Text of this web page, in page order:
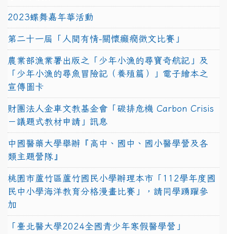
2023蝶舞嘉年華活動
第二十一屆「人間有情-關懷癲癇徵文比賽」
農業部漁業署出版之「少年小漁的尋寶奇航記」及
「少年小漁的尋魚冒險記（養殖篇）」電子繪本之
宣傳圖卡
財團法人金車文教基金會「碳排危機 Carbon Crisis
－議題式教材申請」訊息
中國醫藥大學舉辦『高中、國中、國小醫學營及各
類主題營隊』
桃園市蘆竹區蘆竹國民小學辦理本市「112學年度國
民中小學海洋教育分格漫畫比賽」，請同學踴躍參
加
「臺北醫大學2024全國青少年寒假醫學營」